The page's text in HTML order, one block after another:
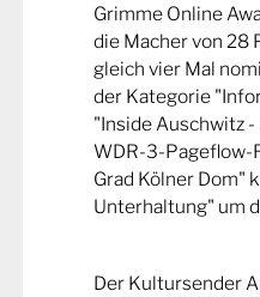
Grimme Online
die Macher von 28
gleich vier Mal
der Kategorie
"Inside Auschwitz
WDR-3-Pageflow-
Grad Kölner Dom"
Unterhaltung" um
Der Kultursender